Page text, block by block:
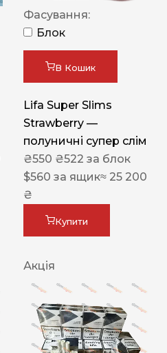
Фасування:
Блок
В Кошик
Lifa Super Slims
Strawberry —
полуничні супер слім
₴550 ₴522 за блок
$560 за ящик≈ 25 200
₴
Купити
Акція